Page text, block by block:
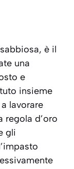
è il
una
e
insieme
lavorare
regola d’oro
gli